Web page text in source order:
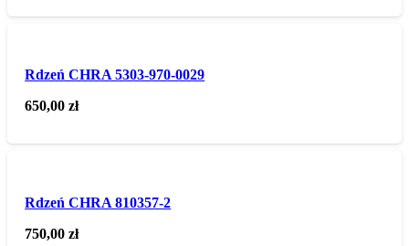
Rdzeń CHRA 5303-970-0029
650,00zł
Rdzeń CHRA 810357-2
750,00zł